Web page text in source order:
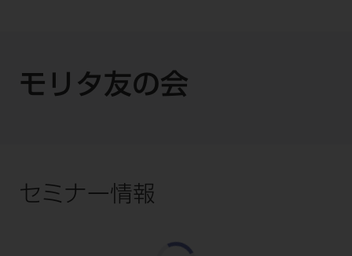
モリタ友の会
セミナー情報